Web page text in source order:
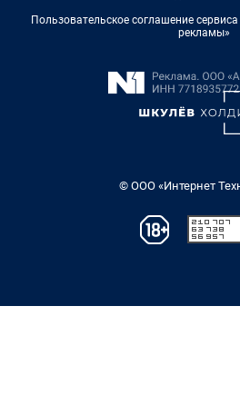
Пользовательское соглашение
рекламы»
© ООО «Интернет